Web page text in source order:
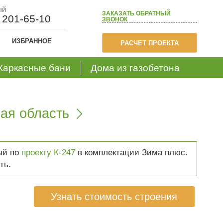
ЗАКАЗАТЬ ОБРАТНЫЙ
ЗВОНОК
РАСЧЕТ ПРОЕКТА
65-10
ИЗБРАННОЕ
бани Дома из газобетона
область 
по проекту К-247 в комплектации Зима плюс.
Узнать стоимость строения